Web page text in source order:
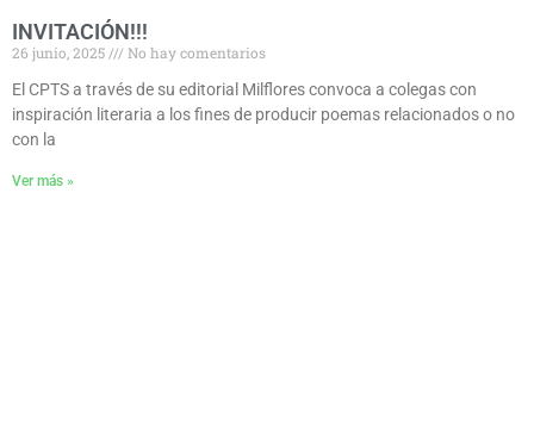
INVITACIÓN!!!
26 junio, 2025
No hay comentarios
El CPTS a través de su editorial Milflores convoca a colegas con
inspiración literaria a los fines de producir poemas relacionados o no
con la
Ver más »